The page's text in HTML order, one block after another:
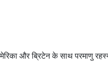
और ब्रिटेन के साथ परमाणु